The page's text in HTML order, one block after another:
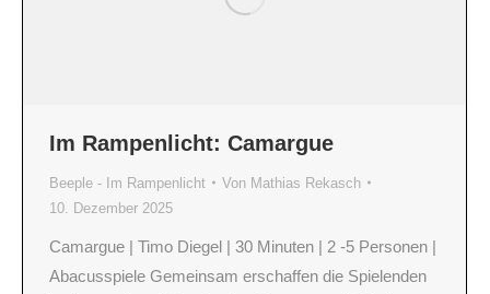
Im Rampenlicht: Camargue
Beeple - Im Rampenlicht Von Mathias Rekasch
10. Dezember 2025
Camargue | Timo Diegel | 30 Minuten | 2 -5 Personen |
Abacusspiele Gemeinsam erschaffen die Spielenden